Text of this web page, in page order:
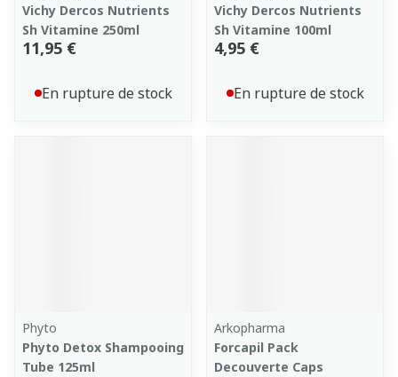
Vichy Dercos Nutrients
Sh Vitamine 250ml
11,95 €
En rupture de stock
Vichy Dercos Nutrients
Sh Vitamine 100ml
4,95 €
En rupture de stock
Phyto
Phyto Detox Shampooing
Tube 125ml
Arkopharma
Forcapil Pack
Decouverte Caps